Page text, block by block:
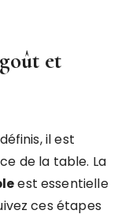
et
il est
de la table. La
est essentielle
ces étapes